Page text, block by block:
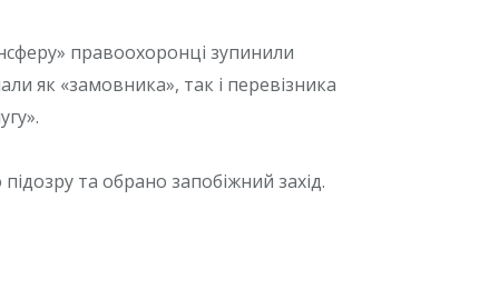
правоохоронці зупинили
як «замовника», так і перевізника
та обрано запобіжний захід.